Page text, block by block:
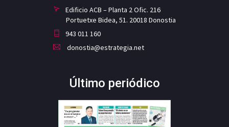
Edificio ACB – Planta 2 Ofic. 216
Portuetxe Bidea, 51. 20018 Donostia
943 011 160
donostia@estrategia.net
Último periódico